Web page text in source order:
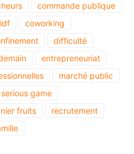
commande publique
coworking
difficulté
entrepreneuriat
marché public
game
fruits
recrutement